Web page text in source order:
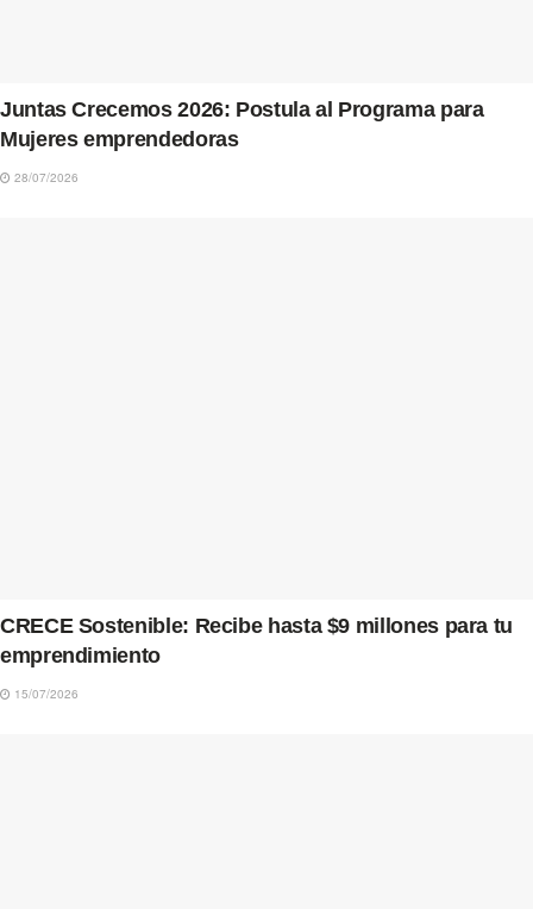
Juntas Crecemos 2026: Postula al Programa para
Mujeres emprendedoras
28/07/2026
CRECE Sostenible: Recibe hasta $9 millones para tu
emprendimiento
15/07/2026